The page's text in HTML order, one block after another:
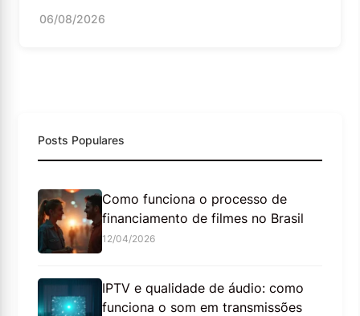
06/08/2026
Posts Populares
Como funciona o processo de
financiamento de filmes no Brasil
12/04/2026
IPTV e qualidade de áudio: como
funciona o som em transmissões